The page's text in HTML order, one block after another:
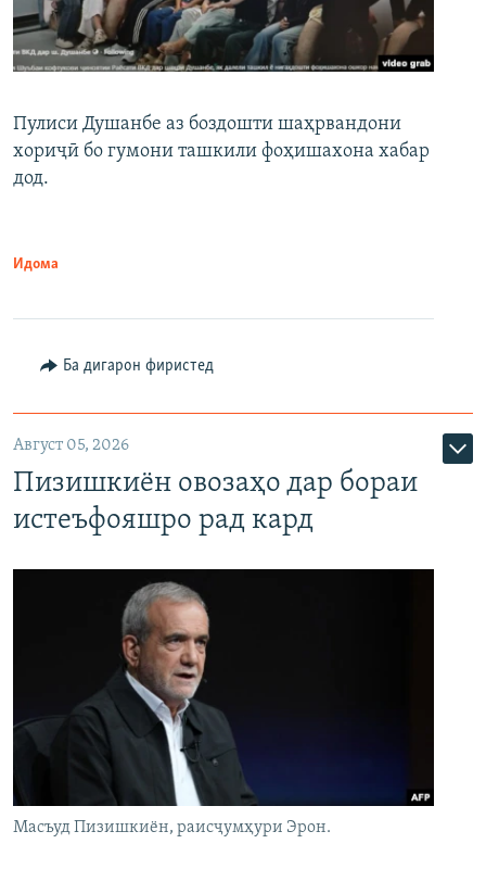
Пулиси Душанбе аз боздошти шаҳрвандони
хориҷӣ бо гумони ташкили фоҳишахона хабар
дод.
Идома
Ба дигарон фиристед
Август 05, 2026
Пизишкиён овозаҳо дар бораи
истеъфояшро рад кард
Масъуд Пизишкиён, раисҷумҳури Эрон.